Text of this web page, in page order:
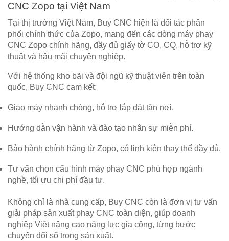
CNC Zopo tại Việt Nam
Tại thị trường Việt Nam, Buy CNC hiện là đối tác phân
phối chính thức của Zopo, mang đến các dòng máy phay
CNC Zopo chính hãng, đầy đủ giấy tờ CO, CQ, hỗ trợ kỹ
thuật và hậu mãi chuyên nghiệp.
Với hệ thống kho bãi và đội ngũ kỹ thuật viên trên toàn
quốc, Buy CNC cam kết:
Giao máy nhanh chóng, hỗ trợ lắp đặt tận nơi.
Hướng dẫn vận hành và đào tạo nhân sự miễn phí.
Bảo hành chính hãng từ Zopo, có linh kiện thay thế đầy đủ.
Tư vấn chọn cấu hình máy phay CNC phù hợp ngành
nghề, tối ưu chi phí đầu tư.
Không chỉ là nhà cung cấp, Buy CNC còn là đơn vị tư vấn
giải pháp sản xuất phay CNC toàn diện, giúp doanh
nghiệp Việt nâng cao năng lực gia công, từng bước
chuyển đổi số trong sản xuất.